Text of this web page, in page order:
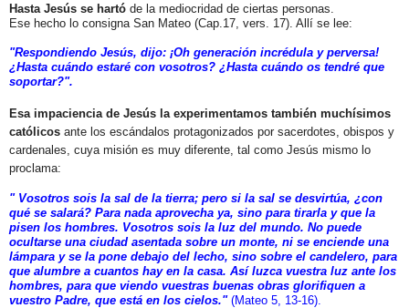
Hasta Jesús se hartó de la mediocridad de ciertas personas.
Ese hecho lo consigna San Mateo (Cap.17, vers. 17). Allí se lee:
"Respondiendo Jesús, dijo: ¡Oh generación incrédula y perversa!
¿Hasta cuándo estaré con vosotros? ¿Hasta cuándo os tendré que
soportar?".
Esa impaciencia de Jesús la experimentamos también muchísimos
católicos ante los escándalos protagonizados por sacerdotes, obispos y
cardenales, cuya misión es muy diferente, tal como Jesús mismo lo
proclama:
" Vosotros sois la sal de la tierra; pero si la sal se desvirtúa, ¿con
qué se salará? Para nada aprovecha ya, sino para tirarla y que la
pisen los hombres. Vosotros sois la luz del mundo. No puede
ocultarse una ciudad asentada sobre un monte, ni se enciende una
lámpara y se la pone debajo del lecho, sino sobre el candelero, para
que alumbre a cuantos hay en la casa. Así luzca vuestra luz ante los
hombres, para que viendo vuestras buenas obras glorifiquen a
vuestro Padre, que está en los cielos." (Mateo 5, 13-16).